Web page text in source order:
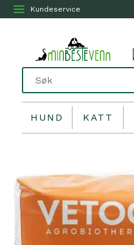
Kundeservice
HUND KATT